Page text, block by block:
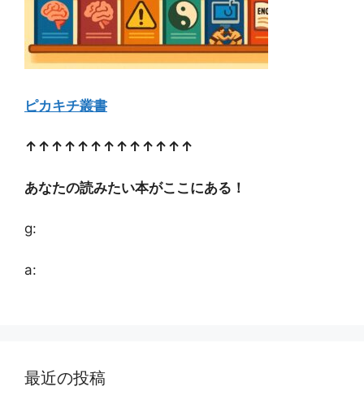
ピカキチ叢書
↑↑↑↑↑↑↑↑↑↑↑↑↑
あなたの読みたい本がここにある！
g:
a:
最近の投稿